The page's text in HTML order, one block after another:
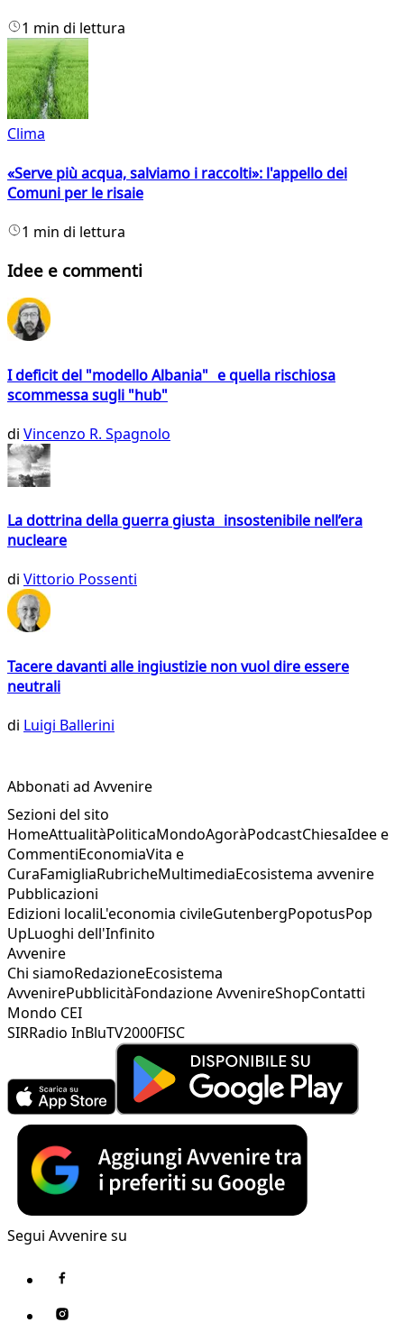
1 min di lettura
Clima
«Serve più acqua, salviamo i raccolti»: l'appello dei
Comuni per le risaie
1 min di lettura
Idee e commenti
I deficit del "modello Albania" e quella rischiosa
scommessa sugli "hub"
di Vincenzo R. Spagnolo
La dottrina della guerra giusta insostenibile nell’era
nucleare
di Vittorio Possenti
Tacere davanti alle ingiustizie non vuol dire essere
neutrali
di Luigi Ballerini
Abbonati ad Avvenire
Sezioni del sito
HomeAttualitàPoliticaMondoAgoràPodcastChiesaIdee e
CommentiEconomiaVita e
CuraFamigliaRubricheMultimediaEcosistema avvenire
Pubblicazioni
Edizioni localiL'economia civileGutenbergPopotusPop
UpLuoghi dell'Infinito
Avvenire
Chi siamoRedazioneEcosistema
AvvenirePubblicitàFondazione AvvenireShopContatti
Mondo CEI
SIRRadio InBluTV2000FISC
Segui Avvenire su